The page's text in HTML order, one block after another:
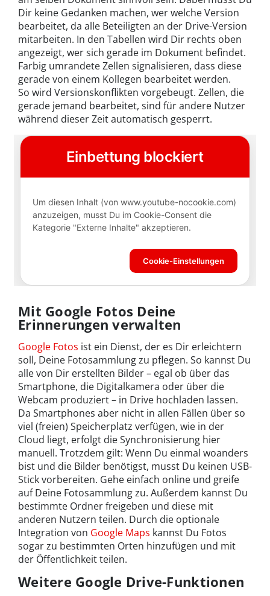
Dir keine Gedanken machen, wer welche Version
bearbeitet, da alle Beteiligten an der Drive-Version
mitarbeiten. In den Tabellen wird Dir rechts oben
angezeigt, wer sich gerade im Dokument befindet.
Farbig umrandete Zellen signalisieren, dass diese
gerade von einem Kollegen bearbeitet werden.
So wird Versionskonflikten vorgebeugt. Zellen, die
gerade jemand bearbeitet, sind für andere Nutzer
während dieser Zeit automatisch gesperrt.
Mit Google Fotos Deine
Erinnerungen verwalten
Google Fotos ist ein Dienst, der es Dir erleichtern
soll, Deine Fotosammlung zu pflegen. So kannst Du
alle von Dir erstellten Bilder – egal ob über das
Smartphone, die Digitalkamera oder über die
Webcam produziert – in Drive hochladen lassen.
Da Smartphones aber nicht in allen Fällen über so
viel (freien) Speicherplatz verfügen, wie in der
Cloud liegt, erfolgt die Synchronisierung hier
manuell. Trotzdem gilt: Wenn Du einmal woanders
bist und die Bilder benötigst, musst Du keinen USB-
Stick vorbereiten. Gehe einfach online und greife
auf Deine Fotosammlung zu. Außerdem kannst Du
bestimmte Ordner freigeben und diese mit
anderen Nutzern teilen. Durch die optionale
Integration von Google Maps kannst Du Fotos
sogar zu bestimmten Orten hinzufügen und mit
der Öffentlichkeit teilen.
Weitere Google Drive-Funktionen